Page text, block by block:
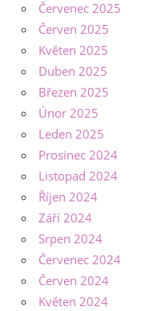
Červenec 2025
Červen 2025
Květen 2025
Duben 2025
Březen 2025
Únor 2025
Leden 2025
Prosinec 2024
Listopad 2024
Říjen 2024
Září 2024
Srpen 2024
Červenec 2024
Červen 2024
Květen 2024